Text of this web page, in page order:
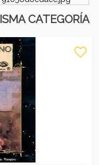
CATEGORÍA
favorite_border